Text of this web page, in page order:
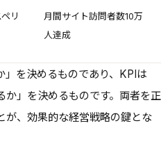
リ
月間サイト訪問者数10万
人達成
」を決めるものであり、KPIは
か」を決めるものです。両者を正
が、効果的な経営戦略の鍵とな